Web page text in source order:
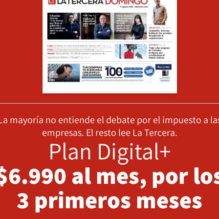
mayoría no entiende el debate por el impuesto a
empresas. El resto lee La Tercera.
Plan Digital+
al mes, por
3 primeros meses